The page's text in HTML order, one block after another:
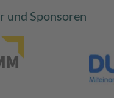
und Sponsoren